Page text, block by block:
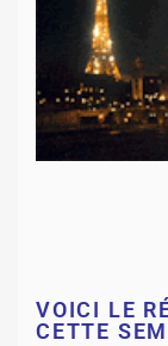
VOICI LE
CETTE